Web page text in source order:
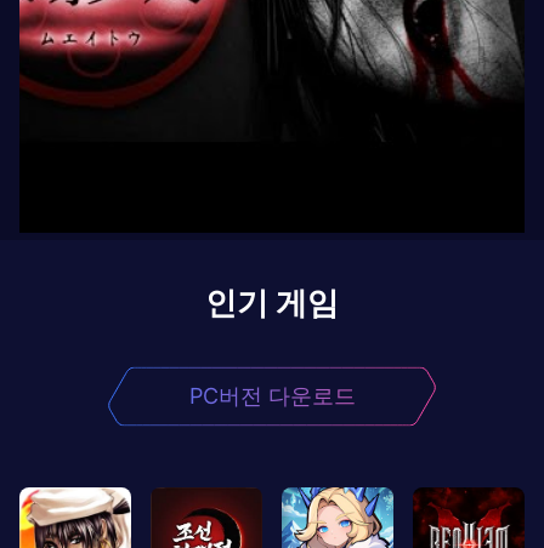
인기 게임
PC버전 다운로드